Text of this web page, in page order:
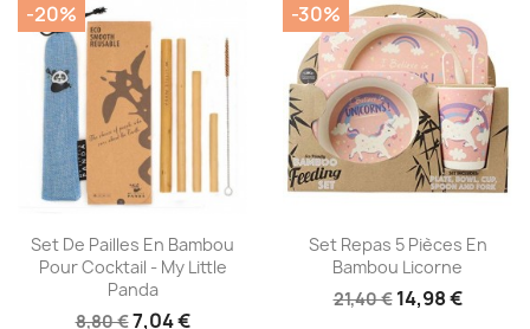
Aperçu rapide
Set De Pailles En Bambou
Pour Cocktail - My Little
Panda
8,80 €7,04 €
-20%
Aperçu rapide
Set Repas 5 Pièces En
Bambou Licorne
21,40 € 14,98 €
-30%